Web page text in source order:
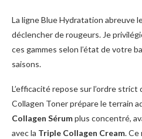
La ligne Blue Hydratation abreuve
déclencher de rougeurs. Je
ces gammes selon l’état de votre
saisons.
L’efficacité repose sur l’ordre
Collagen Toner prépare le terrain
Collagen Sérumplus concentré,
avec la Triple Collagen Cream.